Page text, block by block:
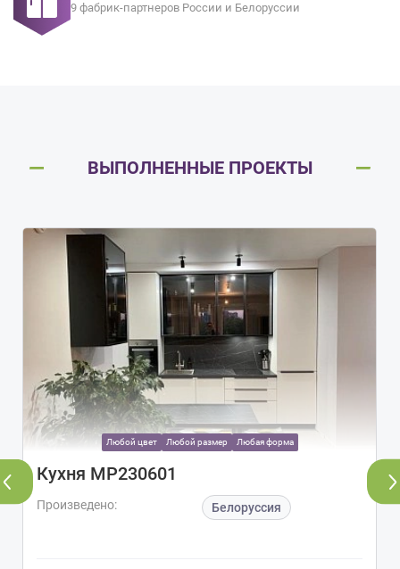
9 фабрик-партнеров России и Белоруссии
ВЫПОЛНЕННЫЕ ПРОЕКТЫ
Любой цвет Любой размер Любая форма
Кухня МР230601
Произведено: Белоруссия